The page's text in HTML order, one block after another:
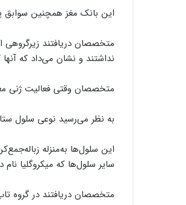
این بانک مغز همچنین سوابق
متخصصان دریافتند زیرگروهی
نداشتند و نشان می‌داد که
متخصصان وقتی فعالیت ژنی مغز
به نظر می‌رسید نوعی سلول
این سلول‌ها به‌منزله
سایر سلول‌ها که میکروگلیا نام
متخصصان دریافتند در گروه